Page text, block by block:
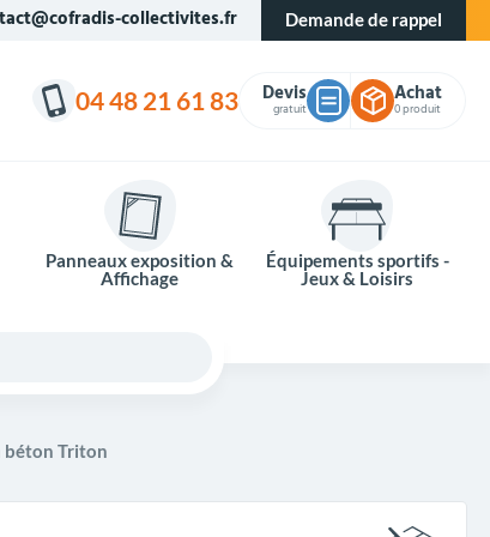
collectivites.fr Demande de rappel
04 48 21 61 83 Devis
gratuit
Achat
0 produit
Panneaux exposition &
Affichage
Équipements sportifs -
Jeux & Loisirs
béton Triton